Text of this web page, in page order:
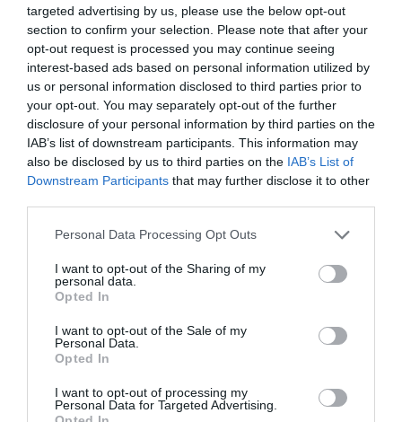
targeted advertising by us, please use the below opt-out
section to confirm your selection. Please note that after your
opt-out request is processed you may continue seeing
interest-based ads based on personal information utilized by
us or personal information disclosed to third parties prior to
your opt-out. You may separately opt-out of the further
disclosure of your personal information by third parties on the
IAB’s list of downstream participants. This information may
also be disclosed by us to third parties on the IAB’s List of
Downstream Participants that may further disclose it to other
Please note that this website/app uses one or more Google
not limited to your visit or usage behaviour. You may click to
grant or deny consent to Google and its third-party tags to
use your data for below specified purposes in below Google
consent section.
Personal Data Processing Opt Outs
I want to opt-out of the Sharing of my
personal data.
Opted In
I want to opt-out of the Sale of my
Personal Data.
Opted In
I want to opt-out of processing my
Personal Data for Targeted Advertising.
ΕΙΠΕΣ – ΦΕΡΡΗΣ ΘΟΔΩΡΗΣ